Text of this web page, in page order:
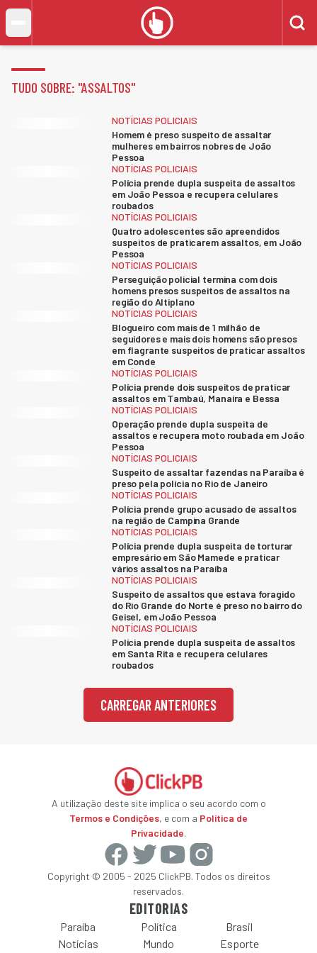
TUDO SOBRE: "ASSALTOS"
NOTÍCIAS POLICIAIS
Homem é preso suspeito de assaltar
mulheres em bairros nobres de João
Pessoa
NOTÍCIAS POLICIAIS
Polícia prende dupla suspeita de assaltos
em João Pessoa e recupera celulares
roubados
NOTÍCIAS POLICIAIS
Quatro adolescentes são apreendidos
suspeitos de praticarem assaltos, em João
Pessoa
NOTÍCIAS POLICIAIS
Perseguição policial termina com dois
homens presos suspeitos de assaltos na
região do Altiplano
NOTÍCIAS POLICIAIS
Blogueiro com mais de 1 milhão de
seguidores e mais dois homens são presos
em flagrante suspeitos de praticar assaltos
em Conde
NOTÍCIAS POLICIAIS
Polícia prende dois suspeitos de praticar
assaltos em Tambaú, Manaíra e Bessa
NOTÍCIAS POLICIAIS
Operação prende dupla suspeita de
assaltos e recupera moto roubada em João
Pessoa
NOTÍCIAS POLICIAIS
Suspeito de assaltar fazendas na Paraíba é
preso pela polícia no Rio de Janeiro
NOTÍCIAS POLICIAIS
Polícia prende grupo acusado de assaltos
na região de Campina Grande
NOTÍCIAS POLICIAIS
Polícia prende dupla suspeita de torturar
empresário em São Mamede e praticar
vários assaltos na Paraíba
NOTÍCIAS POLICIAIS
Suspeito de assaltos que estava foragido
do Rio Grande do Norte é preso no bairro do
Geisel, em João Pessoa
NOTÍCIAS POLICIAIS
Polícia prende dupla suspeita de assaltos
em Santa Rita e recupera celulares
roubados
CARREGAR ANTERIORES
A utilização deste site implica o seu acordo com o
Termos e Condições, e com a Política de
Privacidade.
Copyright © 2005 - 2025 ClickPB. Todos os direitos
reservados.
EDITORIAS
Paraíba Política
Brasil
Notícias
Mundo Esporte